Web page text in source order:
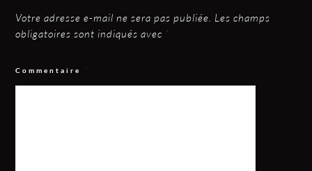
Votre adresse e-mail ne sera pas publiée. Les champs
obligatoires sont indiqués avec *
Commentaire *